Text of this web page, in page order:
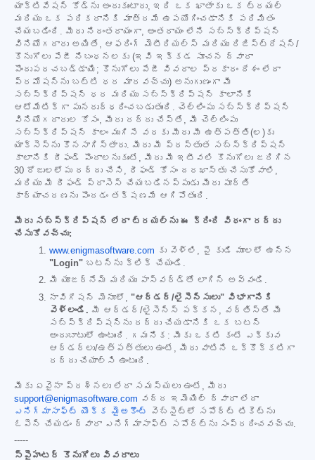
యాక్టివేషన్ కోడ్‌ను అందుకుంటారు, ఇది ఒక ఖాతాకు ఒక ట్రయల్
మరియు ఒక పరికరానికి మాత్రమే ఉపయోగించడానికి పరిమితం
చేయబడింది. మీరు నిరంతరాయంగా, అంతరాయం లేని సబ్‌స్క్రిప్షన్
వినియోగదారు అయితే, ఆఫరింగ్ మెటీరియల్స్ మరియు రిజిస్ట్రేషన్/
కొనుగోలు పేజీ నిబంధనలకు (ఇవి ఇక్కడ సూచన ద్వారా
పొందుపరచబడ్డాయి; కొనుగోలు పేజీ వివరాల ప్రకారం దేశం లేదా
ప్రమోషన్‌ను బట్టి ధర మారవచ్చు) అనుగుణంగా మీ
సబ్‌స్క్రిప్షన్ ధర మరియు సబ్‌స్క్రిప్షన్ కాలానికి
ఆటోమేటిక్‌గా పునరుద్ధరించబడుతుంది. చెల్లింపు సబ్‌స్క్రిప్షన్
వినియోగదారుల కోసం, మీరు రద్దు చేస్తే, మీ చెల్లింపు
సబ్‌స్క్రిప్షన్ కాలం ముగిసే వరకు మీరు మీ ఉత్పత్తి(ల)కు
యాక్సెస్‌ను కొనసాగిస్తారు. మీరు మీ ప్రస్తుత సబ్‌స్క్రిప్షన్
కాలానికి రీఫండ్ పొందాలనుకుంటే, మీరు మీ ఇటీవలి కొనుగోలు జరిగిన
30 రోజులలోపు రద్దు చేసి, రీఫండ్ కోసం దరఖాస్తు చేసుకోవాలి,
మరియు మీ రీఫండ్ ప్రాసెస్ చేయబడినప్పుడు మీరు పూర్తి
కార్యాచరణను పొందడం తక్షణమే ఆగిపోతుంది.
మీరు సబ్‌స్క్రిప్షన్ లేదా ట్రయల్‌ను ఈ క్రింది విధంగా రద్దు
చేసుకోవచ్చు:
www.enigmasoftware.com కు వెళ్లి, పై కుడి మూలలో ఉన్న
"Login" బటన్‌ను క్లిక్ చేయండి.
మీ యూజర్‌నేమ్ మరియు పాస్‌వర్డ్‌తో లాగిన్ అవ్వండి.
నావిగేషన్ మెనూలో, "ఆర్డర్/లైసెన్సులు" విభాగానికి
వెళ్లండి. మీ ఆర్డర్/లైసెన్స్ పక్కన, వర్తిస్తే మీ
సబ్‌స్క్రిప్షన్‌ను రద్దు చేయడానికి ఒక బటన్
అందుబాటులో ఉంటుంది. గమనిక: మీకు ఒకటి కంటే ఎక్కువ
ఆర్డర్‌లు/ఉత్పత్తులు ఉంటే, మీరు వాటిని ఒక్కొక్కటిగా
రద్దు చేయాల్సి ఉంటుంది.
మీకు ఏవైనా ప్రశ్నలు లేదా సమస్యలు ఉంటే, మీరు
support@enigmasoftware.com వద్ద ఇమెయిల్ ద్వారా లేదా
ఎనిగ్మాసాఫ్ట్ యొక్క మైఅకౌంట్
వెబ్‌సైట్‌లో సపోర్ట్ టికెట్‌ను
ఓపెన్ చేయడం ద్వారా ఎనిగ్మాసాఫ్ట్ సపోర్ట్‌ను సంప్రదించవచ్చు.
-----
స్పైహంటర్ కొనుగోలు వివరాలు